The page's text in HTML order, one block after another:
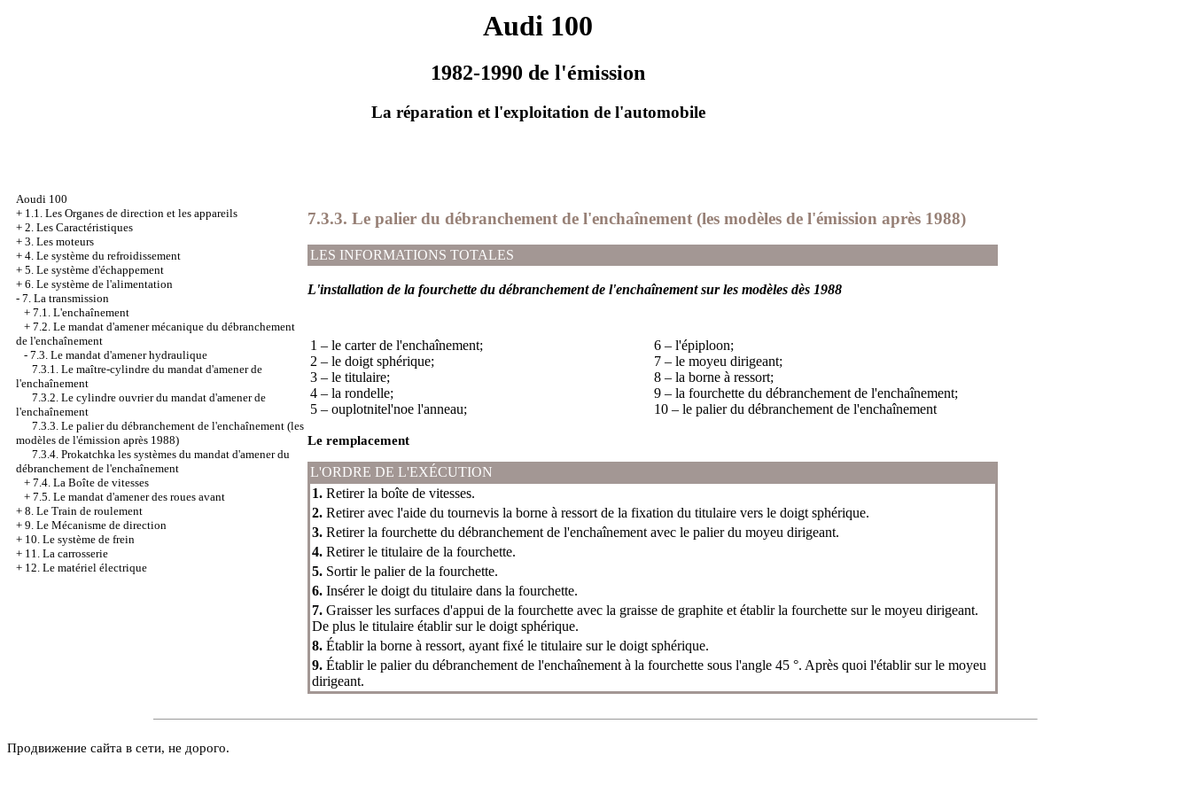
Audi 100
1982-1990 de l'émission
La réparation et l'exploitation de l'automobile
Aoudi 100
+ 1.1. Les Organes de direction et les appareils
+ 2. Les Caractéristiques
+ 3. Les moteurs
+ 4. Le système du refroidissement
+ 5. Le système d'échappement
+ 6. Le système de l'alimentation
- 7. La transmission
+ 7.1. L'enchaînement
+ 7.2. Le mandat d'amener mécanique du débranchement
de l'enchaînement
- 7.3. Le mandat d'amener hydraulique
7.3.1. Le maître-cylindre du mandat d'amener de
l'enchaînement
7.3.2. Le cylindre ouvrier du mandat d'amener de
l'enchaînement
7.3.3. Le palier du débranchement de l'enchaînement (les
modèles de l'émission après 1988)
7.3.4. Prokatchka les systèmes du mandat d'amener du
débranchement de l'enchaînement
+ 7.4. La Boîte de vitesses
+ 7.5. Le mandat d'amener des roues avant
+ 8. Le Train de roulement
+ 9. Le Mécanisme de direction
+ 10. Le système de frein
+ 11. La carrosserie
+ 12. Le matériel électrique
7.3.3. Le palier du débranchement de l'enchaînement (les modèles de l'émission après 1988)
LES INFORMATIONS TOTALES
L'installation de la fourchette du débranchement de l'enchaînement sur les modèles dès 1988
1 – le carter de l'enchaînement;
2 – le doigt sphérique;
3 – le titulaire;
4 – la rondelle;
5 – ouplotnitel'noe l'anneau;
6 – l'épiploon;
7 – le moyeu dirigeant;
8 – la borne à ressort;
9 – la fourchette du débranchement de l'enchaînement;
10 – le palier du débranchement de l'enchaînement
Le remplacement
L'ORDRE DE L'EXÉCUTION
1. Retirer la boîte de vitesses.
2. Retirer avec l'aide du tournevis la borne à ressort de la fixation du titulaire vers le doigt sphérique.
3. Retirer la fourchette du débranchement de l'enchaînement avec le palier du moyeu dirigeant.
4. Retirer le titulaire de la fourchette.
5. Sortir le palier de la fourchette.
6. Insérer le doigt du titulaire dans la fourchette.
7. Graisser les surfaces d'appui de la fourchette avec la graisse de graphite et établir la fourchette sur le moyeu dirigeant.
De plus le titulaire établir sur le doigt sphérique.
8. Établir la borne à ressort, ayant fixé le titulaire sur le doigt sphérique.
9. Établir le palier du débranchement de l'enchaînement à la fourchette sous l'angle 45 °. Après quoi l'établir sur le moyeu
dirigeant.
Продвижение сайта в сети, не дорого.